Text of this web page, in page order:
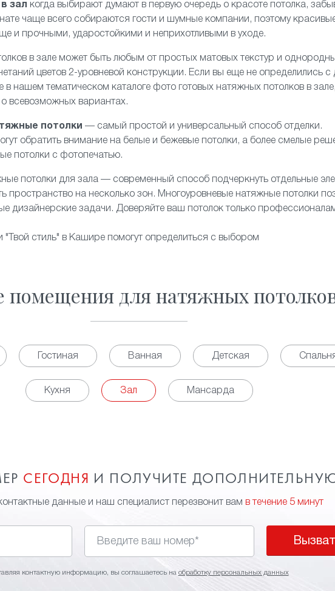
зал
когда выбирают думают в первую очередь о красоте потолка,
чаще всего собираются гости и шумные компании, поэтому
и прочными, ударостойкими и неприхотливыми в уходе.
в зале может быть любым от простых матовых текстур и
цветов 2-уровневой конструкции. Если вы еще не определились с
в нашем тематическом каталоге фото готовых натяжных потолков в
о всевозможных вариантах.
потолки — самый простой и универсальный способ отделки.
обратить внимание на белые и бежевые потолки, а более смелые
потолки с фотопечатью.
потолки для зала — современный способ подчеркнуть отдельные
пространство на несколько зон. Многоуровневые натяжные потолки
дизайнерские задачи. Доверяйте ваш потолок только
стиль" в Кашире помогут определиться с выбором
помещения для натяжных
Гостиная Ванная Детская
Кухня Зал Мансарда
СЕГОДНЯ И ПОЛУЧИТЕ
данные и наш специалист перезвонит вам в течение 5 минут
контактную информацию, вы соглашаетесь на обработку персональных данных